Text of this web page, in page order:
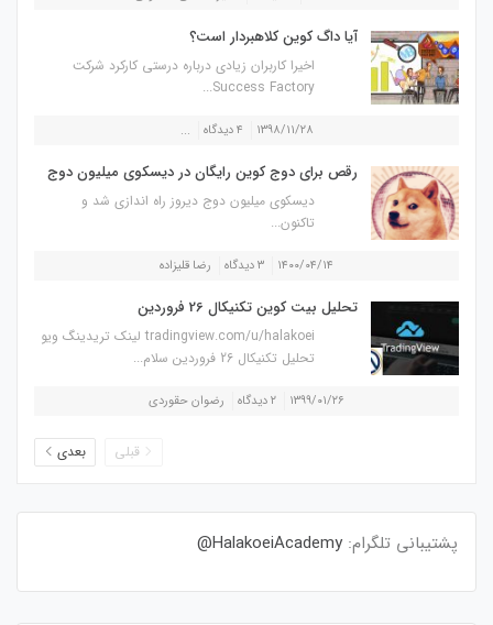
آیا داگ کوین کلاهبردار است؟
اخیرا کاربران زیادی درباره درستی کارکرد شرکت
Success Factory...
۱۳۹۸/۱۱/۲۸ ۴ دیدگاه ...
رقص برای دوج کوین رایگان در دیسکوی میلیون دوج
دیسکوی میلیون دوج دیروز راه اندازی شد و
تاکنون...
۱۴۰۰/۰۴/۱۴ ۳ دیدگاه رضا قلیزاده
تحلیل بیت کوین تکنیکال 26 فروردین
tradingview.com/u/halakoei لینک تریدینگ ویو
تحلیل تکنیکال 26 فروردین سلام...
۱۳۹۹/۰۱/۲۶ ۲ دیدگاه رضوان حقوردی
قبلی بعدی
پشتیبانی تلگرام: HalakoeiAcademy@